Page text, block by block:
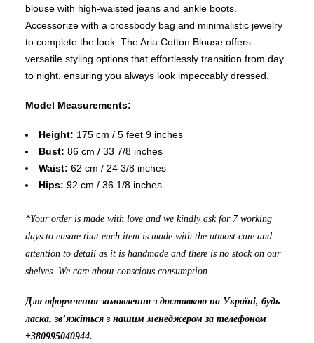
blouse with high-waisted jeans and ankle boots.
Accessorize with a crossbody bag and minimalistic jewelry
to complete the look. The Aria Cotton Blouse offers
versatile styling options that effortlessly transition from day
to night, ensuring you always look impeccably dressed.
Model Measurements:
Height: 175 cm / 5 feet 9 inches
Bust: 86 cm / 33 7/8 inches
Waist: 62 cm / 24 3/8 inches
Hips: 92 cm / 36 1/8 inches
*Your order is made with love and we kindly ask for 7 working
days to ensure that each item is made with the utmost care and
attention to detail as it is handmade and there is no stock on our
shelves. We care about conscious consumption.
Для оформлення замовлення з доставкою по Україні, будь
ласка, зв’яжіться з нашим менеджером за телефоном
+380995040944.